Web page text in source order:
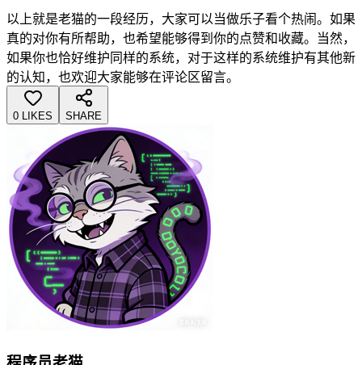
以上就是老猫的一段经历，大家可以当做乐子看个热闹。如果
真的对你有所帮助，也希望能够得到你的点赞和收藏。当然，
如果你也恰好维护同样的系统，对于这样的系统维护有其他新
的认知，也欢迎大家能够在评论区留言。
0 LIKES SHARE